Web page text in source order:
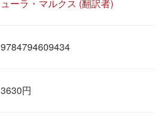
ューラ・マルクス (翻訳者)
9784794609434
3630円